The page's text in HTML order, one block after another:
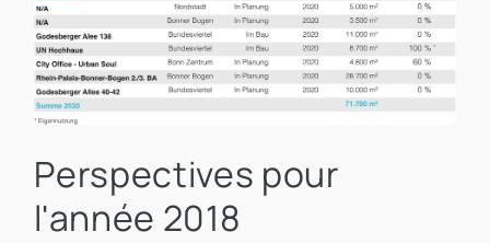
Perspectives pour
l'année 2018